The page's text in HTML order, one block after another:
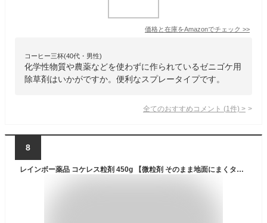
価格と在庫をAmazonでチェック >>
コーヒー三杯(40代・男性)
化学性物質や農薬などを使わずに作られているゼニゴケ用
除草剤はいかがですか。便利なスプレータイプです。
全てのおすすめコメント (1 件) >
8
レインボー薬品 コケレス粒剤 450g 【微粒剤 そのまま地面にまくタイプ ゼニゴケ 苔 コケ類全般 非農耕地用 家庭用 コケ専用 駆除剤 コケ駆除剤 速効性 テラス ベランダ 玄関先 庭】【おしゃれ おすすめ】[CB99]